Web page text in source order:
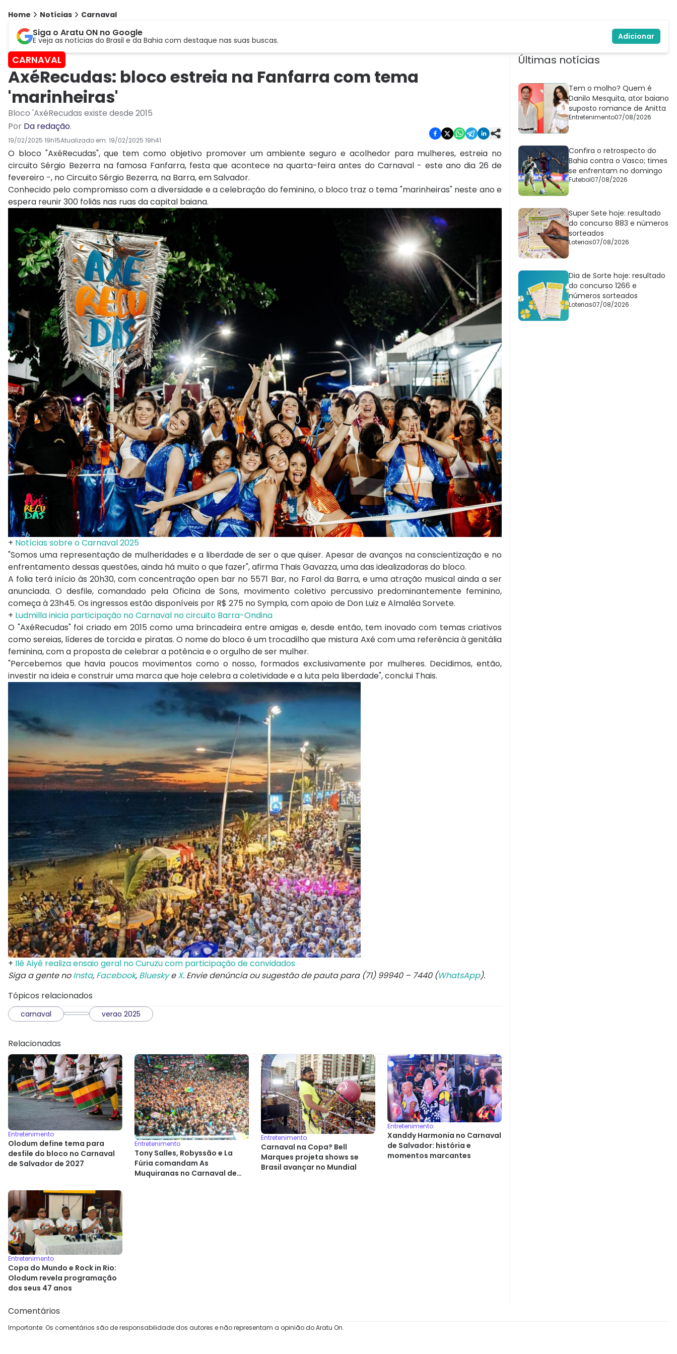
Home Notícias Carnaval
Siga o Aratu ON no Google
E veja as notícias do Brasil e da Bahia com destaque nas suas buscas. Adicionar
CARNAVAL
AxéRecudas: bloco estreia na Fanfarra com tema
'marinheiras'
Bloco 'AxéRecudas existe desde 2015
Por Da redação.
19/02/2025 19h15Atualizado em: 19/02/2025 19h41
O bloco "AxéRecudas", que tem como objetivo promover um ambiente seguro e acolhedor para mulheres, estreia no
circuito Sérgio Bezerra na famosa Fanfarra, festa que acontece na quarta-feira antes do Carnaval - este ano dia 26 de
fevereiro -, no Circuito Sérgio Bezerra, na Barra, em Salvador.
Conhecido pelo compromisso com a diversidade e a celebração do feminino, o bloco traz o tema "marinheiras" neste ano e
espera reunir 300 foliãs nas ruas da capital baiana.
+ Notícias sobre o Carnaval 2025
"Somos uma representação de mulheridades e a liberdade de ser o que quiser. Apesar de avanços na conscientização e no
enfrentamento dessas questões, ainda há muito o que fazer", afirma Thais Gavazza, uma das idealizadoras do bloco.
A folia terá início às 20h30, com concentração open bar no 5571 Bar, no Farol da Barra, e uma atração musical ainda a ser
anunciada. O desfile, comandado pela Oficina de Sons, movimento coletivo percussivo predominantemente feminino,
começa à 23h45. Os ingressos estão disponíveis por R$ 275 no Sympla, com apoio de Don Luiz e Almaléa Sorvete.
+ Ludmilla inicia participação no Carnaval no circuito Barra-Ondina
O "AxéRecudas" foi criado em 2015 como uma brincadeira entre amigas e, desde então, tem inovado com temas criativos
como sereias, líderes de torcida e piratas. O nome do bloco é um trocadilho que mistura Axé com uma referência à genitália
feminina, com a proposta de celebrar a potência e o orgulho de ser mulher.
"Percebemos que havia poucos movimentos como o nosso, formados exclusivamente por mulheres. Decidimos, então,
investir na ideia e construir uma marca que hoje celebra a coletividade e a luta pela liberdade", conclui Thais.
+ Ilê Aiyê realiza ensaio geral no Curuzu com participação de convidados
Siga a gente noInsta, Facebook, BlueskyeX. Envie denúncia ou sugestão de pauta para (71) 99940 – 7440 (WhatsApp).
Tópicos relacionados
carnaval verao 2025
Relacionadas
Entretenimento
Olodum define tema para
desfile do bloco no Carnaval
de Salvador de 2027
Entretenimento
Tony Salles, Robyssão e La
Fúria comandam As
Muquiranas no Carnaval de
Entretenimento
Carnaval na Copa? Bell
Marques projeta shows se
Brasil avançar no Mundial
Entretenimento
Xanddy Harmonia no Carnaval
de Salvador: história e
momentos marcantes
Entretenimento
Copa do Mundo e Rock in Rio:
Olodum revela programação
dos seus 47 anos
Últimas notícias
Tem o molho? Quem é
Danilo Mesquita, ator baiano
suposto romance de Anitta
Entretenimento07/08/2026
Confira o retrospecto do
Bahia contra o Vasco; times
se enfrentam no domingo
Futebol07/08/2026
Super Sete hoje: resultado
do concurso 883 e números
sorteados
Loterias07/08/2026
Dia de Sorte hoje: resultado
do concurso 1266 e
números sorteados
Loterias07/08/2026
Comentários
Importante: Os comentários são de responsabilidade dos autores e não representam a opinião do Aratu On.